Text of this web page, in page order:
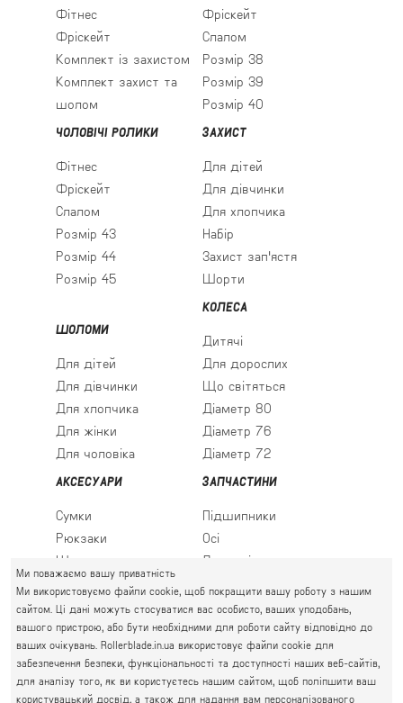
Фітнес
Фріскейт
Комплект із захистом
Комплект захист та
шолом
Фріскейт
Слалом
Розмір 38
Розмір 39
Розмір 40
ЧОЛОВІЧІ РОЛИКИ
Фітнес
Фріскейт
Слалом
Розмір 43
Розмір 44
Розмір 45
ЗАХИСТ
Для дітей
Для дівчинки
Для хлопчика
Набір
Захист зап'ястя
Шорти
ШОЛОМИ
Для дітей
Для дівчинки
Для хлопчика
Для жінки
Для чоловіка
КОЛЕСА
Дитячі
Для дорослих
Що світяться
Діаметр 80
Діаметр 76
Діаметр 72
АКСЕСУАРИ
Сумки
Рюкзаки
Шкарпетки
ЗАПЧАСТИНИ
Підшипники
Осі
Льодові леза
ПРАВИЙ БЕРЕГ
Святошин, Житомирська, Академмістечко
М. КИЇВ, ВУЛ. АКАДЕМІКА КРИМСЬКОГО, 4А
ГРАФІК РОБОТИ: 063 777-59-79
Ми поважаємо вашу приватність
Ми використовуємо файли cookie, щоб покращити вашу роботу з нашим
сайтом. Ці дані можуть стосуватися вас особисто, ваших уподобань,
вашого пристрою, або бути необхідними для роботи сайту відповідно до
ваших очікувань. Rollerblade.in.ua використовує файли cookie для
забезпечення безпеки, функціональності та доступності наших веб-сайтів,
для аналізу того, як ви користуєтесь нашим сайтом, щоб поліпшити ваш
користувацький досвід, а також для надання вам персоналізованого